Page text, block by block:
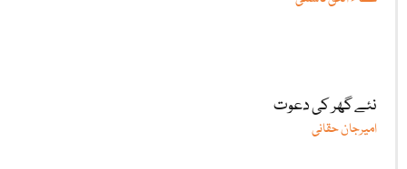
نئے گھر کی دعوت
امیرجان حقانی